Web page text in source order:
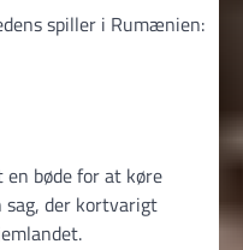
spiller i Rumænien:
bøde for at køre
der kortvarigt